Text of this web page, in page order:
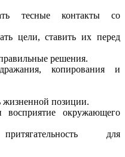
тесные контакты со
цели, ставить их перед
решения.
копирования и
жизненной позиции.
восприятие окружающего
притягательность для